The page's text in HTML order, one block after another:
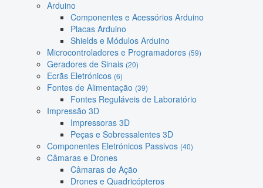
Arduino
Componentes e Acessórios Arduino
Placas Arduino
Shields e Módulos Arduino
Microcontroladores e Programadores (59)
Geradores de Sinais (20)
Ecrãs Eletrónicos (6)
Fontes de Alimentação (39)
Fontes Reguláveis de Laboratório
Impressão 3D
Impressoras 3D
Peças e Sobressalentes 3D
Componentes Eletrónicos Passivos (40)
Câmaras e Drones
Câmaras de Ação
Drones e Quadricópteros